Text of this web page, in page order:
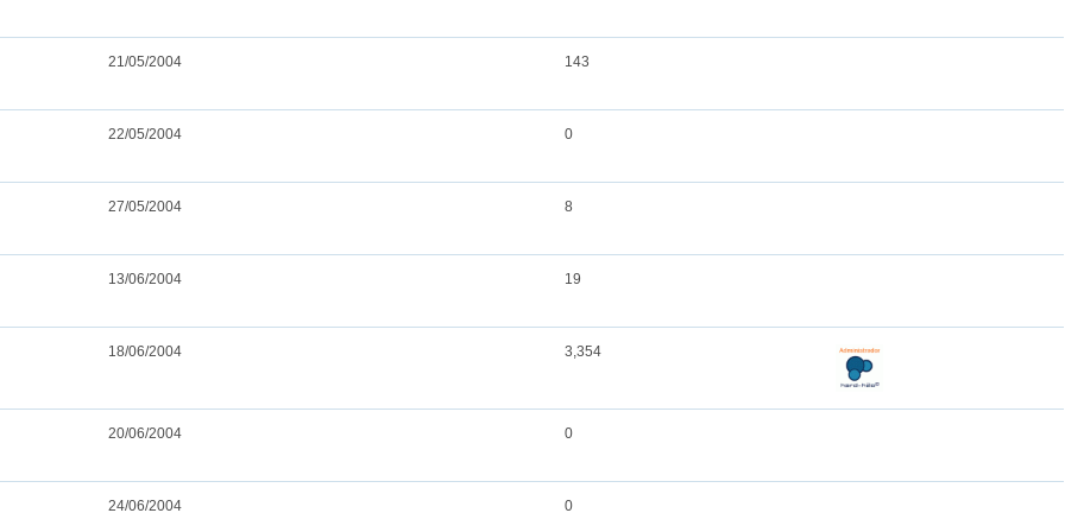
21/05/2004 143
22/05/2004 0
27/05/2004 8
13/06/2004 19
18/06/2004 3,354
20/06/2004 0
24/06/2004 0